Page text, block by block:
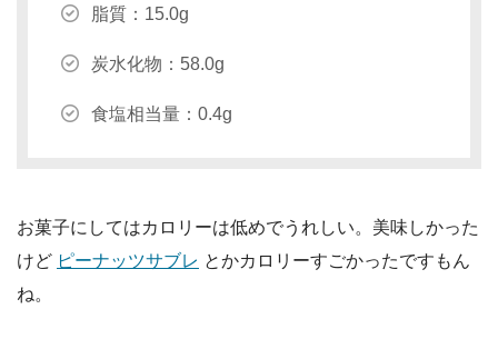
脂質：15.0g
炭水化物：58.0g
食塩相当量：0.4g
お菓子にしてはカロリーは低めでうれしい。美味しかった
けど ピーナッツサブレ とかカロリーすごかったですもん
ね。